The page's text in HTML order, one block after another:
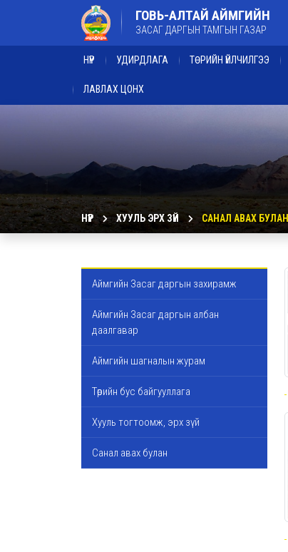
ГОВЬ-АЛТАЙ АЙМГИЙН
ЗАСАГ ДАРГЫН ТАМГЫН ГАЗАР
НҮҮР УДИРДЛАГА ТӨРИЙН ҮЙЛЧИЛГЭЭ
ЛАВЛАХ ЦОНХ
НҮҮР ХУУЛЬ ЭРХ ЗҮЙ САНАЛ АВАХ БУЛАН
Аймгийн Засаг даргын захирамж
Аймгийн Засаг даргын албан
даалгавар
Аймгийн шагналын журам
Төрийн бус байгууллага
Хууль тогтоомж, эрх зүй
Санал авах булан